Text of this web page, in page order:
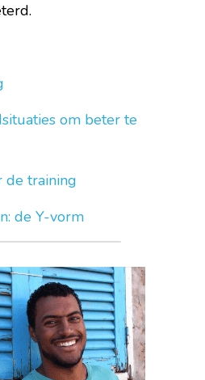
om beter te
de training
de Y-vorm